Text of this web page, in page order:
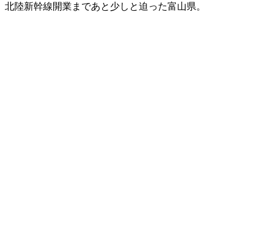
北陸新幹線開業まであと少しと迫った富山県。